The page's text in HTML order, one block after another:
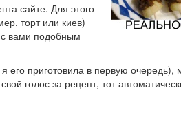
сайте. Для этого
торт или киев)
с вами подобным
его приготовила в первую очередь),
голос за рецепт, тот